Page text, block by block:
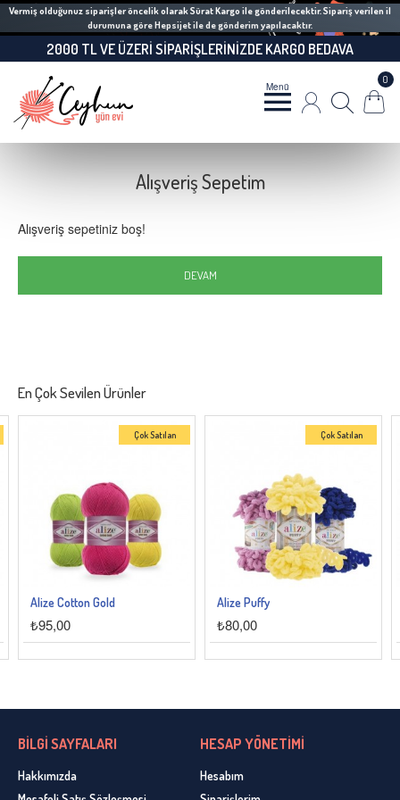
Vermiş olduğunuz siparişler öncelik olarak Sürat Kargo ile gönderilecektir. Sipariş verilen il
durumuna göre Hepsijet ile de gönderim yapılacaktır.
2000 TL VE ÜZERI SIPARIŞLERINIZDE KARGO BEDAVA
0
Alışveriş Sepetim
Alışveriş sepetiniz boş!
DEVAM
En Çok Sevilen Ürünler
Çok Satılan
Alize Cotton Gold
₺95,00
Çok Satılan
Alize Puffy
₺80,00
BİLGİ SAYFALARI
Hakkımızda
HESAP YÖNETİMİ
Hesabım